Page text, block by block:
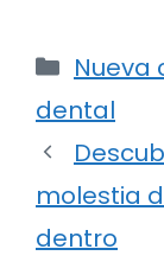
Nueva
dental
molestia
dentro